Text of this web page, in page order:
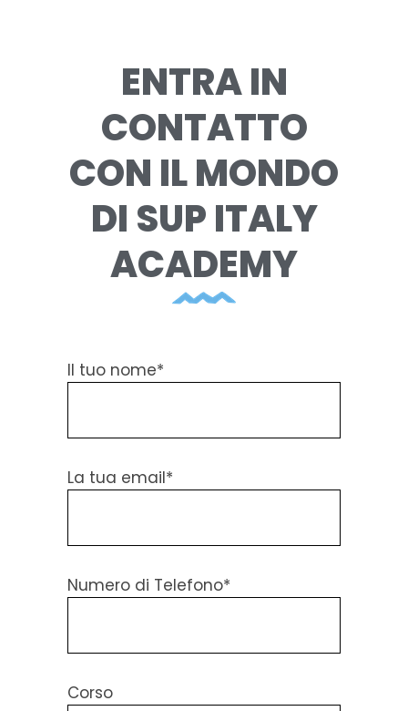
ENTRA IN
CONTATTO
CON IL MONDO
DI SUP ITALY
ACADEMY
Il tuo nome*
La tua email*
Numero di Telefono*
Corso